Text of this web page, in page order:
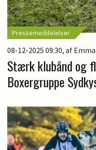
Pressemeddelelser
08-12-2025 09:30, af
Stærk klubånd og
Boxergruppe